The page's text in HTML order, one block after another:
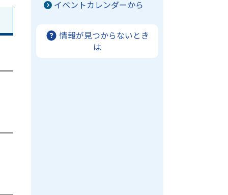
イベントカレンダーから
情報が見つからないとき
は